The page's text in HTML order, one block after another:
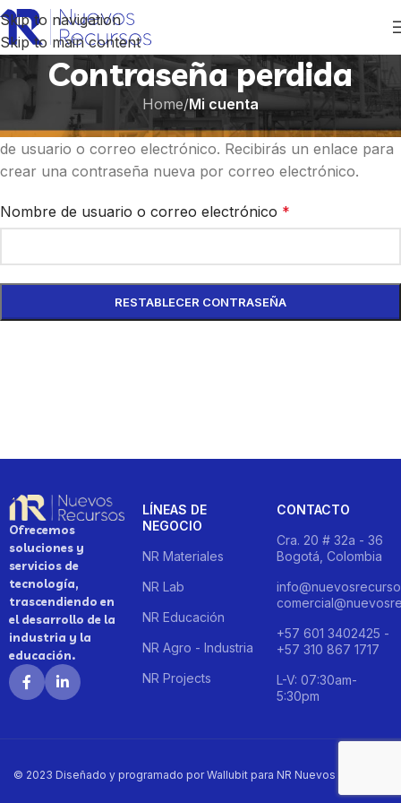
Skip to navigation
Skip to main content
Contraseña perdida
Home/Mi cuenta
¿Perdiste tu contraseña? Por favor, introduce tu nombre
de usuario o correo electrónico. Recibirás un enlace para
crear una contraseña nueva por correo electrónico.
Nombre de usuario o correo electrónico *
RESTABLECER CONTRASEÑA
Ofrecemos
soluciones y
servicios de
tecnología,
trascendiendo en
el desarrollo de la
industria y la
educación.
LÍNEAS DE
NEGOCIO
NR Materiales
NR Lab
NR Educación
NR Agro - Industria
NR Projects
CONTACTO
Cra. 20 # 32a - 36
Bogotá, Colombia
+57 601 3402425 -
+57 310 867 1717
L-V: 07:30am-
5:30pm
© 2023 Diseñado y programado por Wallubit para NR Nuevos Recursos